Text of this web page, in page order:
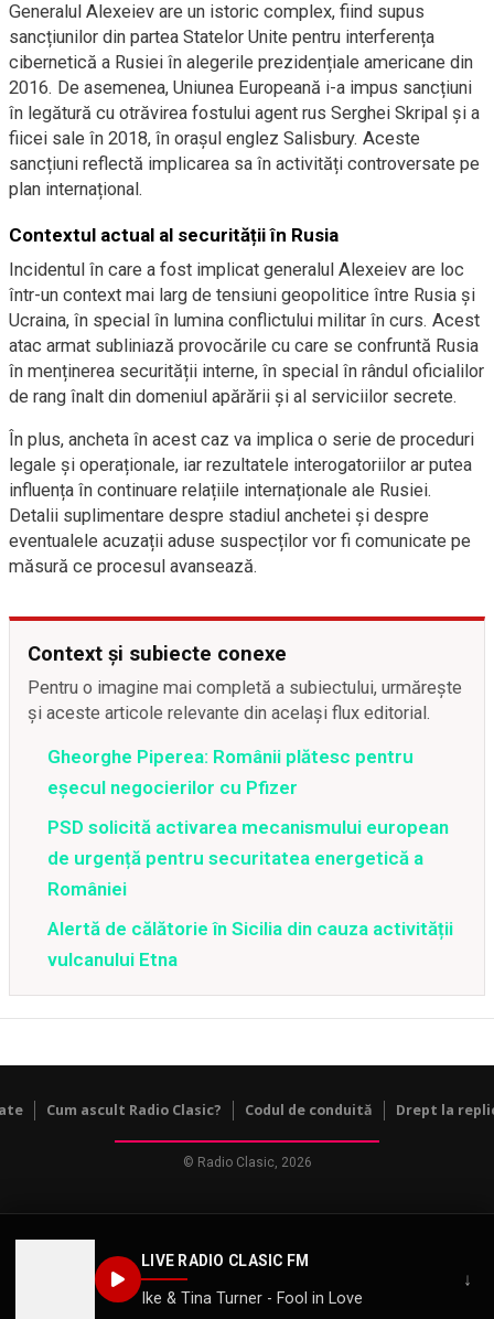
LIVE RADIO CLASIC FM
Ike & Tina Turner - Fool in Love
↓
Generalul Alexeiev are un istoric complex, fiind supus
sancțiunilor din partea Statelor Unite pentru interferența
cibernetică a Rusiei în alegerile prezidențiale americane din
2016. De asemenea, Uniunea Europeană i-a impus sancțiuni
în legătură cu otrăvirea fostului agent rus Serghei Skripal și a
fiicei sale în 2018, în orașul englez Salisbury. Aceste
sancțiuni reflectă implicarea sa în activități controversate pe
plan internațional.
Contextul actual al securității în Rusia
Incidentul în care a fost implicat generalul Alexeiev are loc
într-un context mai larg de tensiuni geopolitice între Rusia și
Ucraina, în special în lumina conflictului militar în curs. Acest
atac armat subliniază provocările cu care se confruntă Rusia
în menținerea securității interne, în special în rândul oficialilor
de rang înalt din domeniul apărării și al serviciilor secrete.
În plus, ancheta în acest caz va implica o serie de proceduri
legale și operaționale, iar rezultatele interogatoriilor ar putea
influența în continuare relațiile internaționale ale Rusiei.
Detalii suplimentare despre stadiul anchetei și despre
eventualele acuzații aduse suspecților vor fi comunicate pe
măsură ce procesul avansează.
Context și subiecte conexe
Pentru o imagine mai completă a subiectului, urmărește
și aceste articole relevante din același flux editorial.
Gheorghe Piperea: Românii plătesc pentru
eșecul negocierilor cu Pfizer
PSD solicită activarea mecanismului european
de urgență pentru securitatea energetică a
României
Alertă de călătorie în Sicilia din cauza activității
vulcanului Etna
Cum ascult Radio Clasic? Codul de conduită Drept la
© Radio Clasic, 2026